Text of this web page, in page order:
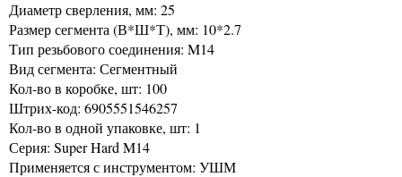
Диаметр сверления, мм: 25
Размер сегмента (В*Ш*Т), мм: 10*2.7
Тип резьбового соединения: M14
Вид сегмента: Сегментный
Кол-во в коробке, шт: 100
Штрих-код: 6905551546257
Кол-во в одной упаковке, шт: 1
Серия: Super Hard M14
Применяется с инструментом: УШМ